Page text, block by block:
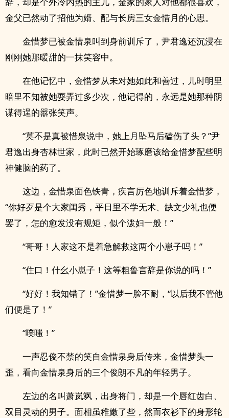
金父已然动了招他为婿、配与长房三女金惜月的心思。
金惜梦已被金惜泉叫到身前训斥了，尹君逸还沉浸在
刚刚她那暖甜的一抹笑容中。
在他记忆中，金惜梦从未对她如此和善过，儿时明里
暗里不知被她耍弄过多少次，他记得的，永远是她那种阴
谋得逞的嚣张笑声。
“莫不是真被惜泉说中，她上月坠马后磕伤了头？”尹
君逸出身杏林世家，此时已然开始琢磨该给金惜梦配些明
神健脑的药了。
这边，金惜泉面色铁青，疾言厉色地训斥着金惜梦，
“你好歹是个大家闺秀，平日里不学无术、缺文少礼也便
罢了，怎的愈发没有规矩，似个泼妇一般！”
“哥哥！人家这不是着急解救这两个小崽子吗！”
“住口！什幺小崽子！这等粗鲁言辞是你说的吗！”
“好好！我知错了！”金惜梦一脸不耐，“以后我不管他
们便是了！”
“噗嗤！”
一声忍俊不禁的笑自金惜泉身后传来，金惜梦头一
歪，看向金惜泉身后的三个俊朗不凡的年轻男子。
左边的名叫萧岚飒，出身将门，却是一个唇红齿白、
双目灵动的男子。面相虽稚嫩了些，然而衣衫下的身形轮